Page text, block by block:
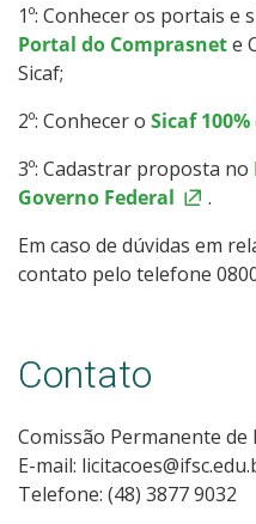
1º: Conhecer os portais e
Portal do Comprasnete
Sicaf;
2º: Conhecer o Sicaf
3º: Cadastrar proposta no
Governo Federal
.
Em caso de dúvidas em
contato pelo telefone
Contato
Comissão Permanente de
E-mail:
Telefone: (48) 3877 9032